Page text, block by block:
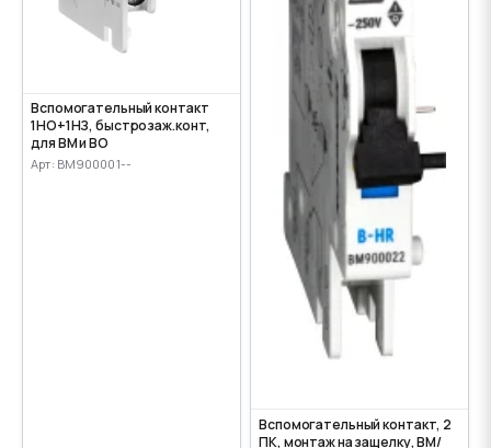
Вспомогательный контакт
1НО+1НЗ, быстрозаж.конт,
для ВМ и ВО
Арт: BM900001--
Вспомогательный контакт, 2
ПК, монтаж на защелку, ВМ/